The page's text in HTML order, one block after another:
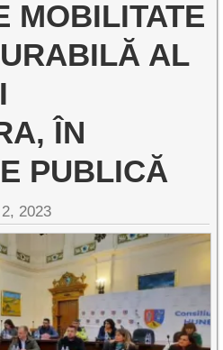
MOBILITATE
AL
ÎN
PUBLICĂ
2023